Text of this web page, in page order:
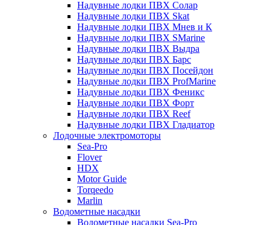
Надувные лодки ПВХ Солар
Надувные лодки ПВХ Skat
Надувные лодки ПВХ Мнев и К
Надувные лодки ПВХ SMarine
Надувные лодки ПВХ Выдра
Надувные лодки ПВХ Барс
Надувные лодки ПВХ Посейдон
Надувные лодки ПВХ ProfMarine
Надувные лодки ПВХ Феникс
Надувные лодки ПВХ Форт
Надувные лодки ПВХ Reef
Надувные лодки ПВХ Гладиатор
Лодочные электромоторы
Sea-Pro
Flover
HDX
Motor Guide
Torqeedo
Marlin
Водометные насадки
Водометные насадки Sea-Pro